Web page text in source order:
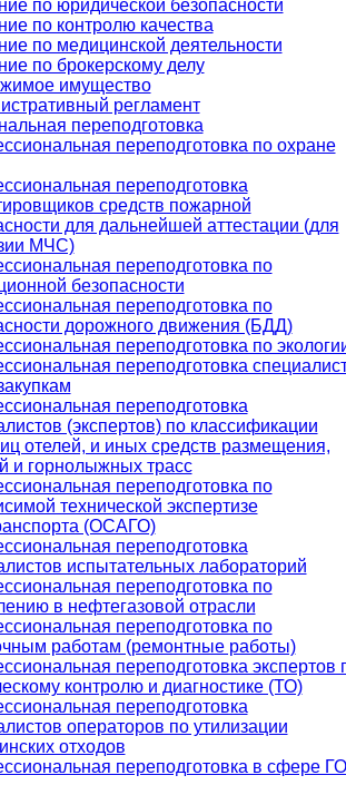
по юридической безопасности
по контролю качества
по медицинской деятельности
по брокерскому делу
имущество
регламент
переподготовка
переподготовка по охране
переподготовка
средств пожарной
для дальнейшей аттестации (для
МЧС)
переподготовка по
безопасности
переподготовка по
дорожного движения (БДД)
переподготовка по
переподготовка
переподготовка
(экспертов) по классификации
отелей, и иных средств размещения,
и горнолыжных трасс
переподготовка по
технической экспертизе
(ОСАГО)
переподготовка
испытательных лабораторий
переподготовка по
в нефтегазовой отрасли
переподготовка по
работам (ремонтные работы)
переподготовка экспертов
контролю и диагностике (ТО)
переподготовка
операторов по утилизации
отходов
переподготовка в сфере ГО